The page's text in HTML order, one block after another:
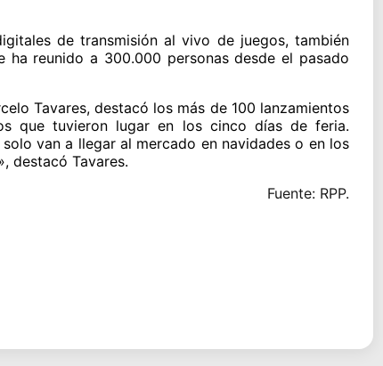
de transmisión al vivo de juegos, también
reunido a 300.000 personas desde el pasado
Tavares, destacó los más de 100 lanzamientos
que tuvieron lugar en los cinco días de feria.
van a llegar al mercado en navidades o en los
destacó Tavares.
Fuente: RPP.